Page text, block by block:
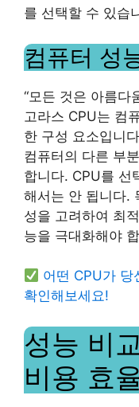
를 선택할 수 있습
컴퓨터 성
“모든 것은 아름다
고라스 CPU는 컴
한 구성 요소입니
컴퓨터의 다른 부
합니다. CPU를 선
해서는 안 됩니다.
성을 고려하여 최
능을 극대화해야
어떤 CPU가 당
확인해보세요!
성능 비
비용 효